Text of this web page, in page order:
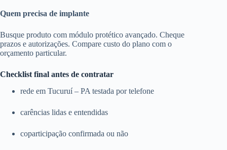
Quem precisa de implante
Busque produto com módulo protético avançado. Cheque
prazos e autorizações. Compare custo do plano com o
orçamento particular.
Checklist final antes de contratar
rede em Tucuruí – PA testada por telefone
carências lidas e entendidas
coparticipação confirmada ou não